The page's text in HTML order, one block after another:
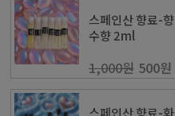
스페인산 향료-향
수향 2ml
1,000원 500원
스페인산 향료-화